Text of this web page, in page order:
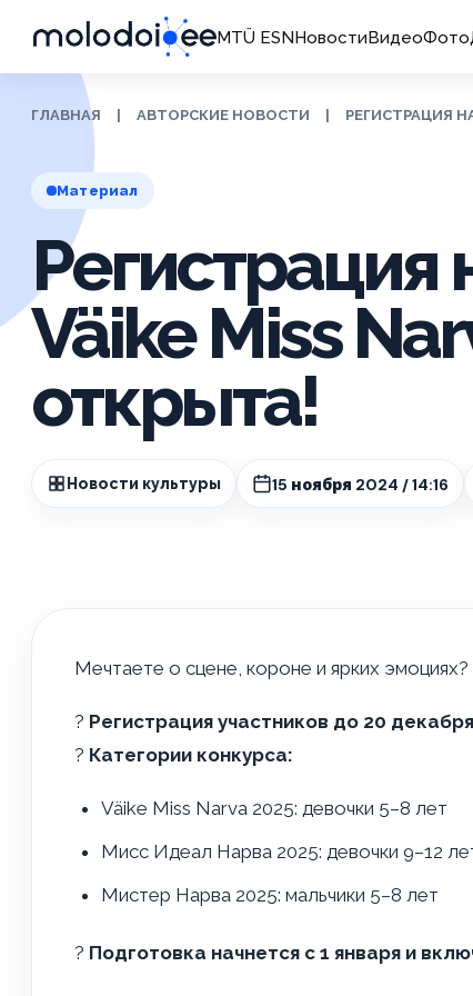
MTÜ ESNНовостиВидеоФото
ГЛАВНАЯ АВТОРСКИЕ НОВОСТИ РЕГИСТРАЦИЯ
Материал
Регистрация
Väike Miss
открыта!
Новости культуры 15 ноября 2024 / 14:16
Мечтаете о сцене, короне и ярких эмоциях?
? Регистрация участников до 20
? Категории конкурса:
Väike Miss Narva 2025: девочки 5–8 лет
Мисс Идеал Нарва 2025: девочки 9–12
Мистер Нарва 2025: мальчики 5–8 лет
? Подготовка начнется с 1 января и